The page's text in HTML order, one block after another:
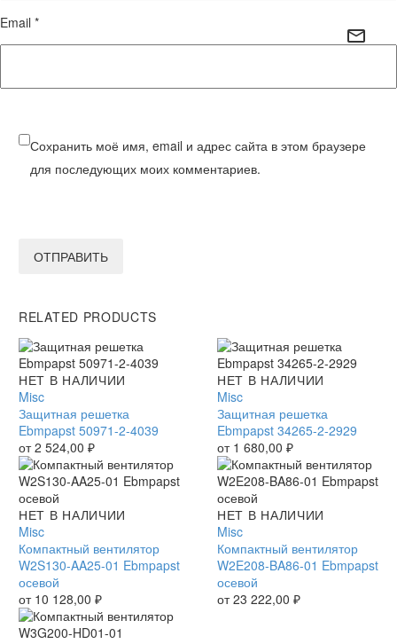
Email *
Сохранить моё имя, email и адрес сайта в этом браузере
для последующих моих комментариев.
ОТПРАВИТЬ
RELATED PRODUCTS
Защитная
решетка
Ebmpapst
50971-
2-
4039
НЕТ В НАЛИЧИИ
Misc
Защитная решетка
Ebmpapst 50971-2-4039
от2 524,00 ₽
Защитная
решетка
Ebmpapst
34265-
2-
2929
НЕТ В НАЛИЧИИ
Misc
Защитная решетка
Ebmpapst 34265-2-2929
от 1 680,00 ₽
Компактный
вентилятор
W2S130-
AA25-
01
Ebmpapst
осевой
НЕТ В НАЛИЧИИ
Misc
Компактный вентилятор
W2S130-AA25-01 Ebmpapst
осевой
от 10 128,00 ₽
Компактный
вентилятор
W2E208-
BA86-
01
Ebmpapst
НЕТ В НАЛИЧИИ
Misc
Компактный вентилятор
W2E208-BA86-01 Ebmpapst
осевой
от23 222,00 ₽